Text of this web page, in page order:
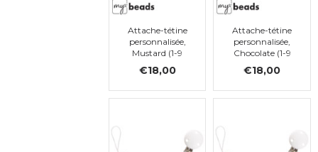
Attache-tétine
personnalisée,
Mustard (1-9
€18,00
Attache-tétine
personnalisée,
Chocolate (1-9
€18,00